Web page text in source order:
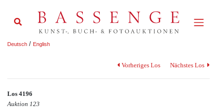
Deutsch / English
Vorheriges Los Nächstes Los
Los 4196
Auktion 123